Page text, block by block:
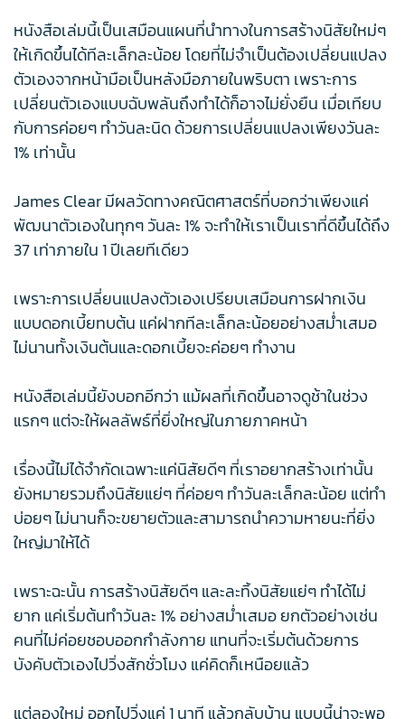
หนังสือเล่มนี้เป็นเสมือนแผนที่นำทางในการสร้างนิสัยใหม่ๆ
ให้เกิดขึ้นได้ทีละเล็กละน้อย โดยที่ไม่จำเป็นต้องเปลี่ยนแปลง
ตัวเองจากหน้ามือเป็นหลังมือภายในพริบตา เพราะการ
เปลี่ยนตัวเองแบบฉับพลันถึงทำได้ก็อาจไม่ยั่งยืน เมื่อเทียบ
กับการค่อยๆ ทำวันละนิด ด้วยการเปลี่ยนแปลงเพียงวันละ
1% เท่านั้น
James Clear มีผลวัดทางคณิตศาสตร์ที่บอกว่าเพียงแค่
พัฒนาตัวเองในทุกๆ วันละ 1% จะทำให้เราเป็นเราที่ดีขึ้นได้ถึง
37 เท่าภายใน 1 ปีเลยทีเดียว
เพราะการเปลี่ยนแปลงตัวเองเปรียบเสมือนการฝากเงิน
แบบดอกเบี้ยทบต้น แค่ฝากทีละเล็กละน้อยอย่างสม่ำเสมอ
ไม่นานทั้งเงินต้นและดอกเบี้ยจะค่อยๆ ทำงาน
หนังสือเล่มนี้ยังบอกอีกว่า แม้ผลที่เกิดขึ้นอาจดูช้าในช่วง
แรกๆ แต่จะให้ผลลัพธ์ที่ยิ่งใหญ่ในภายภาคหน้า
เรื่องนี้ไม่ได้จำกัดเฉพาะแค่นิสัยดีๆ ที่เราอยากสร้างเท่านั้น
ยังหมายรวมถึงนิสัยแย่ๆ ที่ค่อยๆ ทำวันละเล็กละน้อย แต่ทำ
บ่อยๆ ไม่นานก็จะขยายตัวและสามารถนำความหายนะที่ยิ่ง
ใหญ่มาให้ได้
เพราะฉะนั้น การสร้างนิสัยดีๆ และละทิ้งนิสัยแย่ๆ ทำได้ไม่
ยาก แค่เริ่มต้นทำวันละ 1% อย่างสม่ำเสมอ ยกตัวอย่างเช่น
คนที่ไม่ค่อยชอบออกกำลังกาย แทนที่จะเริ่มต้นด้วยการ
บังคับตัวเองไปวิ่งสักชั่วโมง แค่คิดก็เหนือยแล้ว
แต่ลองใหม่ ออกไปวิ่งแค่ 1 นาที แล้วกลับบ้าน แบบนี้น่าจะพอ